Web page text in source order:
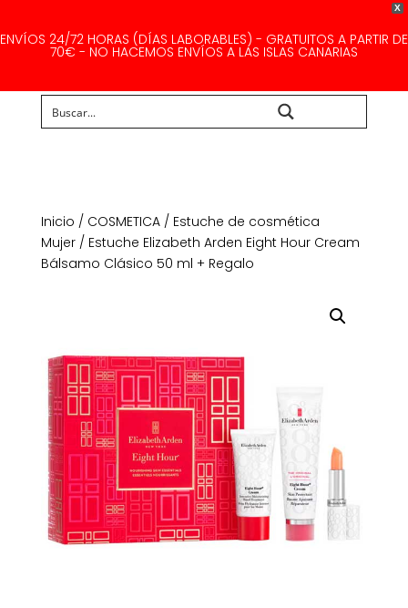
X
ENVÍOS 24/72 HORAS (DÍAS LABORABLES) - GRATUITOS A PARTIR DE
70€ - NO HACEMOS ENVÍOS A LAS ISLAS CANARIAS
Inicio / COSMETICA/ Estuche de cosmética
Mujer/ Estuche Elizabeth Arden Eight Hour Cream
Bálsamo Clásico 50 ml + Regalo